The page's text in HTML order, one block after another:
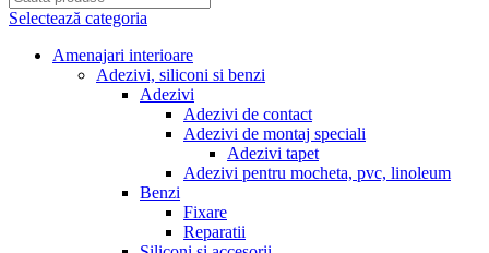
Selectează categoria
Amenajari interioare
Adezivi, siliconi si benzi
Adezivi
Adezivi de contact
Adezivi de montaj speciali
Adezivi tapet
Adezivi pentru mocheta, pvc, linoleum
Benzi
Fixare
Reparatii